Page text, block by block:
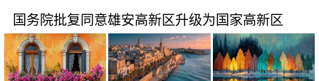
国务院批复同意雄安高新区升级为国家高新区